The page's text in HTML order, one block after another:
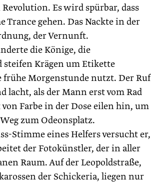
Es wird spürbar, dass
Trance gehen. Das Nackte in der
der Vernunft.
die Könige, die
Krägen um Etikette
Morgenstunde nutzt. Der Ruf
lacht, als der Mann erst vom Rad
Farbe in der Dose eilen hin, um
zum Odeonsplatz.
Stimme eines Helfers versucht er,
der Fotokünstler, der in aller
Raum. Auf der Leopoldstraße,
der Schickeria, liegen nur